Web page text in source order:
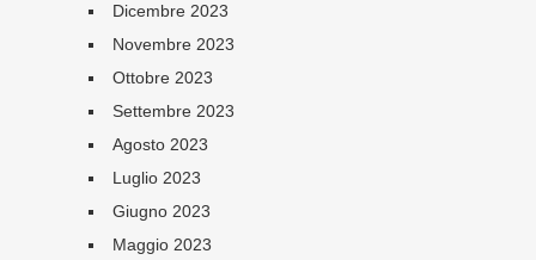
Dicembre 2023
Novembre 2023
Ottobre 2023
Settembre 2023
Agosto 2023
Luglio 2023
Giugno 2023
Maggio 2023